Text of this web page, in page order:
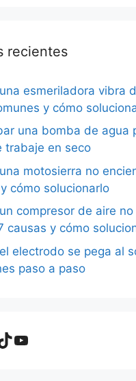
recientes
esmeriladora vibra
y cómo
una bomba de agua
trabaje en seco
motosierra no
cómo solucionarlo
compresor de aire no
causas y cómo
electrodo se pega al
paso a paso
YouTube